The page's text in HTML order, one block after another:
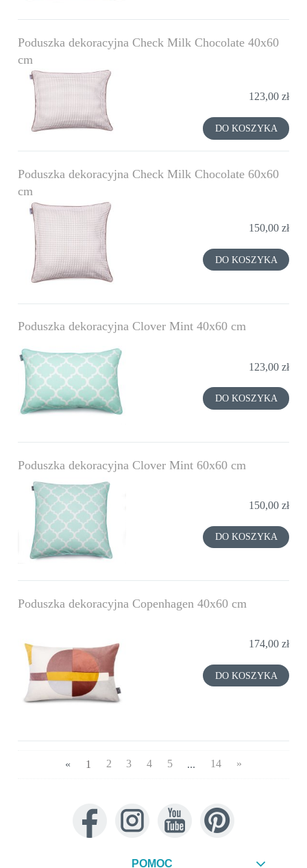
Poduszka dekoracyjna Check Milk Chocolate 40x60
cm
123,00 zł
DO KOSZYKA
Poduszka dekoracyjna Check Milk Chocolate 60x60
cm
150,00 zł
DO KOSZYKA
Poduszka dekoracyjna Clover Mint 40x60 cm
123,00 zł
DO KOSZYKA
Poduszka dekoracyjna Clover Mint 60x60 cm
150,00 zł
DO KOSZYKA
Poduszka dekoracyjna Copenhagen 40x60 cm
174,00 zł
DO KOSZYKA
« 1 2 3 4 5 14 »
POMOC